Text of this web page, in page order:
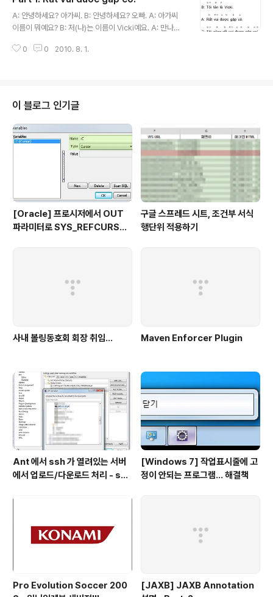
께서 갈챠주신 또 하나의 생활 베트남어 엠 어이, (손가락으로 큰..
A: 안녕하세요? 아가씨. B: 안녕하세요? 오빠. A: 아가씨
이름이 뭐예요? B: 저(나)는 이름이 Vicki예요. A: 만나서
신은 어느 나라 사람이예요? A: 저는 한국 사람이예요. 단
0 0 2010. 8. 1.
이 블로그 인기글
[Oracle] 프로시저에서 OUT
파라미터로 SYS_REFCURSO
구글 스프레드 시트, 조건부 서식
행단위 적용하기
사내 볼링동호회 회장 취임... Maven Enforcer Plugin
Ant 에서 ssh 가 열려있는 서버
에서 업로드/다운로드 처리 - scp
[Windows 7] 작업표시줄에 고
정이 안되는 프로그램... 해결책
Pro Evolution Soccer 200
[JAXB] JAXB Annotation